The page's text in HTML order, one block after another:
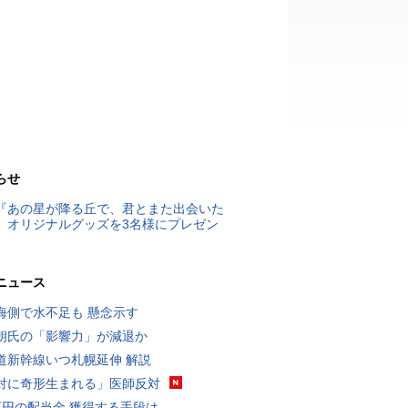
せ
あの星が降る丘で、君とまた出会いた
オリジナルグッズを3名様にプレゼン
ュース
側で水不足も 懸念示す
氏の「影響力」が減退か
新幹線いつ札幌延伸 解説
に奇形生まれる」医師反対